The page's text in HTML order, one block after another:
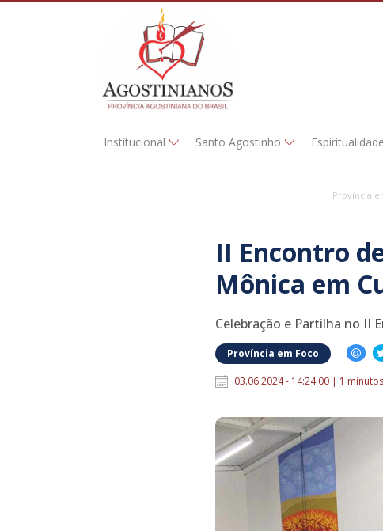
Institucional Santo Agostinho Espiritualidade
Província
II Encontro
Mônica em
Celebração e Partilha no II
Província em Foco
03.06.2024 - 14:24:00 | 1